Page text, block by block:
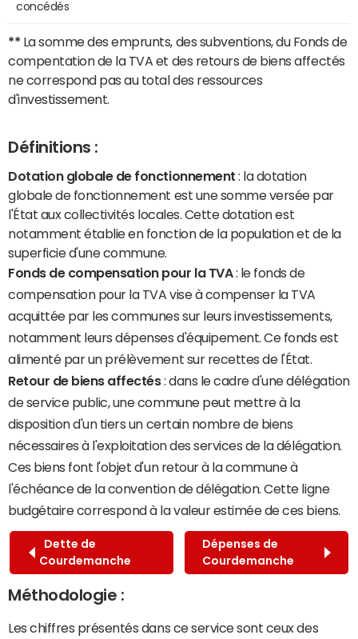
concédés
** La somme des emprunts, des subventions, du Fonds de
compentation de la TVA et des retours de biens affectés
ne correspond pas au total des ressources
d'investissement.
Définitions :
Dotation globale de fonctionnement : la dotation
globale de fonctionnement est une somme versée par
l'État aux collectivités locales. Cette dotation est
notamment établie en fonction de la population et de la
superficie d'une commune.
Fonds de compensation pour la TVA: le fonds de
compensation pour la TVA vise à compenser la TVA
acquittée par les communes sur leurs investissements,
notamment leurs dépenses d'équipement. Ce fonds est
alimenté par un prélèvement sur recettes de l'État.
Retour de biens affectés: dans le cadre d'une délégation
de service public, une commune peut mettre à la
disposition d'un tiers un certain nombre de biens
nécessaires à l'exploitation des services de la délégation.
Ces biens font l'objet d'un retour à la commune à
l'échéance de la convention de délégation. Cette ligne
budgétaire correspond à la valeur estimée de ces biens.
Dette de
Courdemanche
Dépenses de
Courdemanche
Méthodologie :
Les chiffres présentés dans ce service sont ceux des